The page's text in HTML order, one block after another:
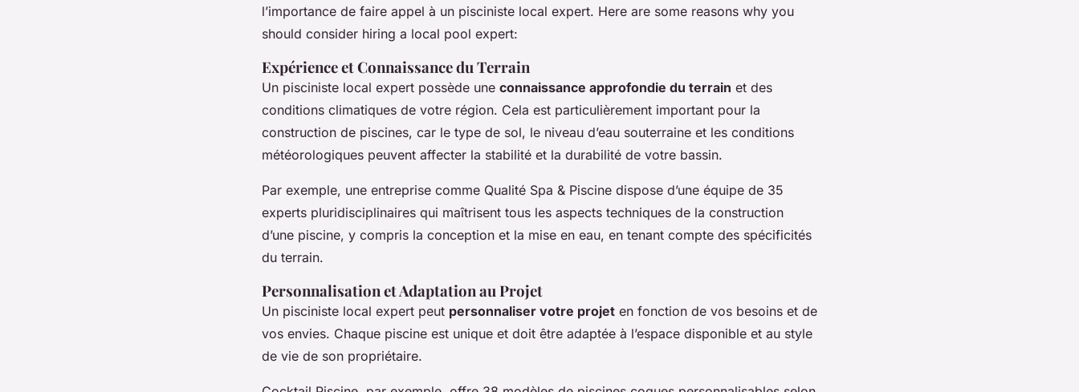
l’importance de faire appel à un pisciniste local expert. Here are some reasons why you
should consider hiring a local pool expert:
Expérience et Connaissance du Terrain
Un pisciniste local expert possède une connaissance approfondie du terrain et des
conditions climatiques de votre région. Cela est particulièrement important pour la
construction de piscines, car le type de sol, le niveau d’eau souterraine et les conditions
météorologiques peuvent affecter la stabilité et la durabilité de votre bassin.
Par exemple, une entreprise comme Qualité Spa & Piscine dispose d’une équipe de 35
experts pluridisciplinaires qui maîtrisent tous les aspects techniques de la construction
d’une piscine, y compris la conception et la mise en eau, en tenant compte des spécificités
du terrain.
Personnalisation et Adaptation au Projet
Un pisciniste local expert peut personnaliser votre projet en fonction de vos besoins et de
vos envies. Chaque piscine est unique et doit être adaptée à l’espace disponible et au style
de vie de son propriétaire.